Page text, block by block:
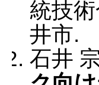
統技
井市.
石井